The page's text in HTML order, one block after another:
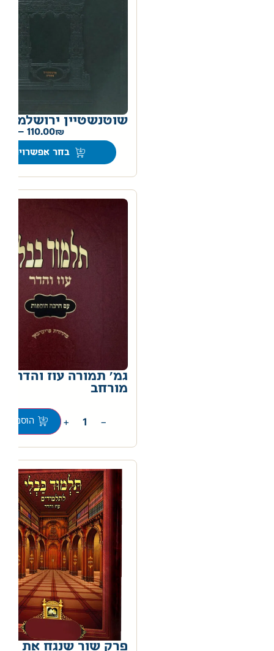
שוטנשטיין ירושלמי
110.00
–
בחר אפשרויות
גמ' תמורה עוז והדר
מורחב
−
+ הוספה
פרק שור שנגח את